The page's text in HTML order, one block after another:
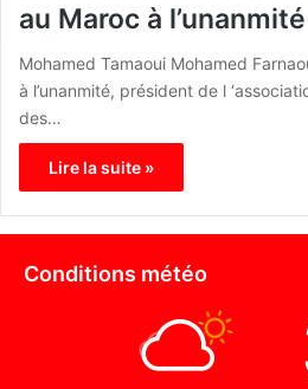
au Maroc à l’unanmité
Mohamed Tamaoui Mohamed
à l’unanmité, président de l
des…
Lire la suite »
Conditions météo